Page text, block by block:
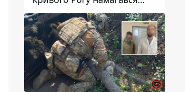
переправити чоловіка до
Словаччини